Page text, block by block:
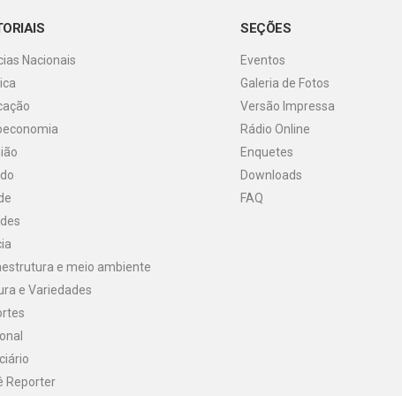
Nacionais
e meio ambiente
e Variedades
Reporter
SEÇÕES
Eventos
Galeria de Fotos
Versão Impressa
Rádio Online
Enquetes
Downloads
FAQ